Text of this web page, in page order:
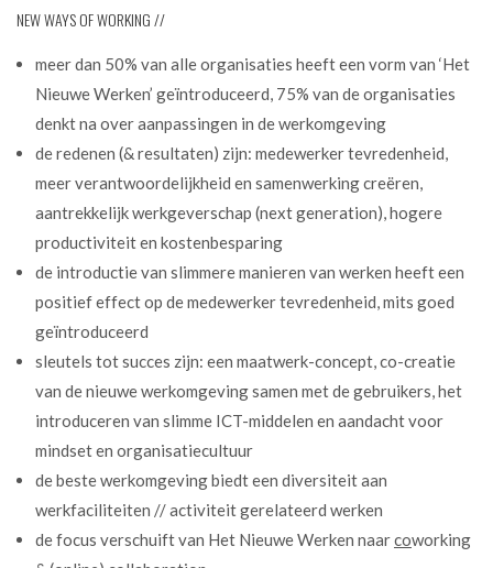
NEW WAYS OF WORKING //
meer dan 50% van alle organisaties heeft een vorm van ‘Het
Nieuwe Werken’ geïntroduceerd, 75% van de organisaties
denkt na over aanpassingen in de werkomgeving
de redenen (& resultaten) zijn: medewerker tevredenheid,
meer verantwoordelijkheid en samenwerking creëren,
aantrekkelijk werkgeverschap (next generation), hogere
productiviteit en kostenbesparing
de introductie van slimmere manieren van werken heeft een
positief effect op de medewerker tevredenheid, mits goed
geïntroduceerd
sleutels tot succes zijn: een maatwerk-concept, co-creatie
van de nieuwe werkomgeving samen met de gebruikers, het
introduceren van slimme ICT-middelen en aandacht voor
mindset en organisatiecultuur
de beste werkomgeving biedt een diversiteit aan
werkfaciliteiten // activiteit gerelateerd werken
de focus verschuift van Het Nieuwe Werken naarcoworking